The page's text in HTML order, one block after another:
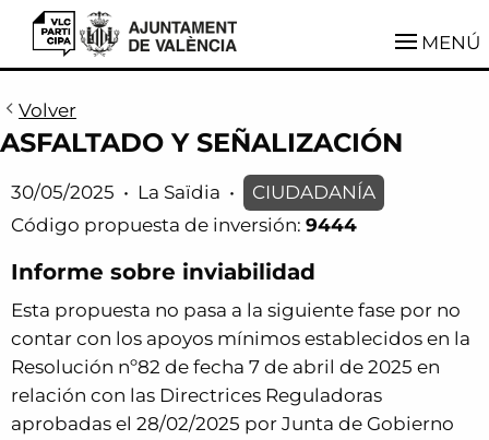
VLCParticipa MENÚ
Volver
ASFALTADO Y SEÑALIZACIÓN
30/05/2025 • La Saïdia •
CIUDADANÍA
Código propuesta de inversión: 9444
Informe sobre inviabilidad
Esta propuesta no pasa a la siguiente fase por no
contar con los apoyos mínimos establecidos en la
Resolución nº82 de fecha 7 de abril de 2025 en
relación con las Directrices Reguladoras
aprobadas el 28/02/2025 por Junta de Gobierno